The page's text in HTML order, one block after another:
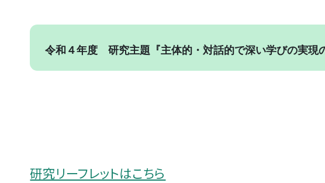
令和４年度 研究主題『主体的・対話的で深い学びの実現
研究リーフレットはこちら